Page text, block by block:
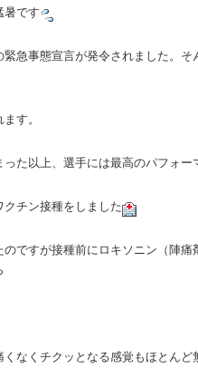
暑です
緊急事態宣言が発令されました。そ
す。
った以上、選手には最高のパフォ
チン接種をしました
のですが接種前にロキソニン（陣
くなくチクッとなる感覚もほとん